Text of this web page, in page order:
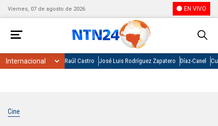
Viernes, 07 de agosto de 2026 EN VIVO
Raúl Castro José Luis Rodríguez Zapatero Díaz-Canel
Cine